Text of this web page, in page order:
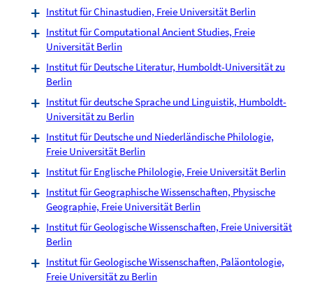
Institut für Chinastudien, Freie Universität Berlin
Institut für Computational Ancient Studies, Freie
Universität Berlin
Institut für Deutsche Literatur, Humboldt-Universität zu
Berlin
Institut für deutsche Sprache und Linguistik, Humboldt-
Universität zu Berlin
Institut für Deutsche und Niederländische Philologie,
Freie Universität Berlin
Institut für Englische Philologie, Freie Universität Berlin
Institut für Geographische Wissenschaften, Physische
Geographie, Freie Universität Berlin
Institut für Geologische Wissenschaften, Freie Universität
Berlin
Institut für Geologische Wissenschaften, Paläontologie,
Freie Universität zu Berlin